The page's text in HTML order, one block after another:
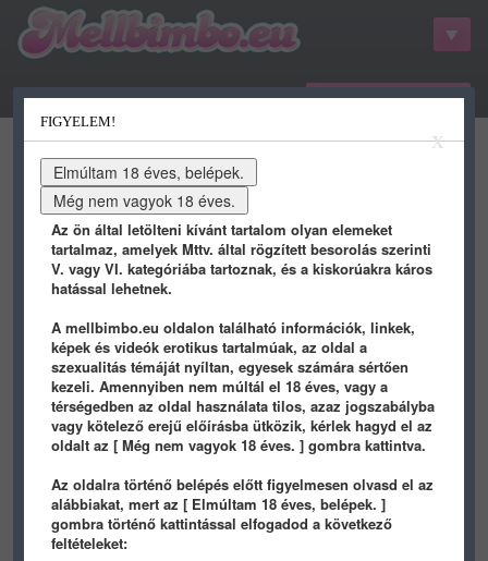
belépés / regisztráció
kategóriák hots gifs porn
youtube qdb
QDB rendszer 0.1
Újak/Etető/Beküldök újat
#222 belökte:dilidope 2013.08.28 23:49
(bikatoni) figyi, muszály mindig engem szóba
hozni kint az oldalon?
már ilyen
(bikatoni) mi bajotok van velem őszintén?
(bikatoni) ha az igazi nevemmel irnátok nem is
lenne olyan mert abból sok lehet de bikatóni
csak egy van és rögtön tom hogy rólam írtok
X
FIGYELEM!
Az ön által letölteni kívánt tartalom olyan elemeket
tartalmaz, amelyek Mttv. által rögzített besorolás szerinti
V. vagy VI. kategóriába tartoznak, és a kiskorúakra káros
hatással lehetnek.
A mellbimbo.eu oldalon található információk, linkek,
képek és videók erotikus tartalmúak, az oldal a
szexualitás témáját nyíltan, egyesek számára sértően
kezeli. Amennyiben nem múltál el 18 éves, vagy a
térségedben az oldal használata tilos, azaz jogszabályba
vagy kötelező erejű előírásba ütközik, kérlek hagyd el az
oldalt az [ Még nem vagyok 18 éves. ] gombra kattintva.
Az oldalra történő belépés előtt figyelmesen olvasd el az
alábbiakat, mert az [ Elmúltam 18 éves, belépek. ]
gombra történő kattintással elfogadod a következő
feltételeket: